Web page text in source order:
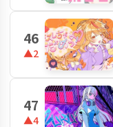
46
▲2
47
▲4